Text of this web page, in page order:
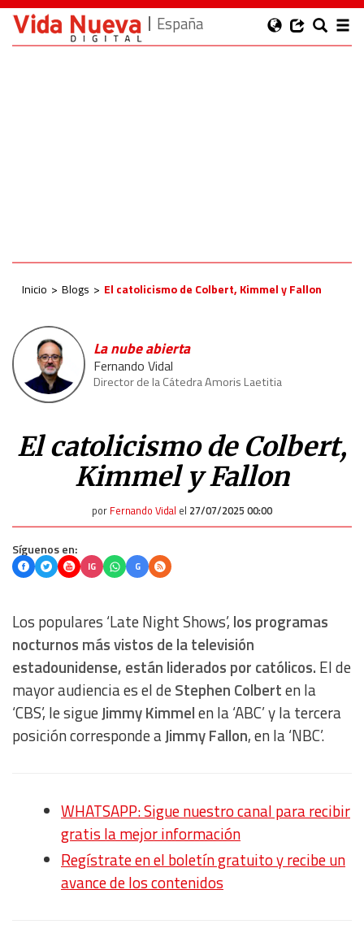
España
Inicio Blogs El catolicismo de Colbert, Kimmel y Fallon
La nube abierta
Fernando Vidal
Director de la Cátedra Amoris Laetitia
El catolicismo de Colbert,
Kimmel y Fallon
por Fernando Vidal el 27/07/2025 00:00
Síguenos en:
IG G
Los populares ‘Late Night Shows’, los programas
nocturnos más vistos de la televisión
estadounidense, están liderados por católicos. El de
mayor audiencia es el deStephen Colberten la
‘CBS’, le sigueJimmy Kimmelen la ‘ABC’ y la tercera
posición corresponde aJimmy Fallon, en la ‘NBC’.
WHATSAPP: Sigue nuestro canal para recibir
gratis la mejor información
Regístrate en el boletín gratuito y recibe un
avance de los contenidos